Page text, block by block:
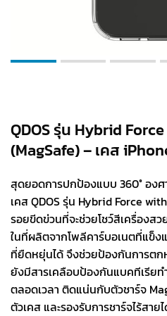
QDOS รุ่น Hybrid
(MagSafe) – เคส
สุดยอดการปกป้องแบบ 360° อง
เคส QDOS รุ่น Hybrid Force
รอยขีดข่วนที่จะช่วยโชว์สีเครื่องส
ในที่ผลิตจากโพลีคาร์บอเนตที่แข็ง
ที่ยืดหยุ่นได้ จึงช่วยป้องกันการตก
ยังมีสารเคลือบป้องกันแบคทีเรีย
ตลอดเวลา ติดแน่นกับตัวชาร์จ
ตัวเคส และรองรับการชาร์จไร้สา